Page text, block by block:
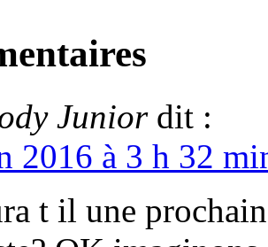
Junior dit :
2016 à 3 h 32
t il une